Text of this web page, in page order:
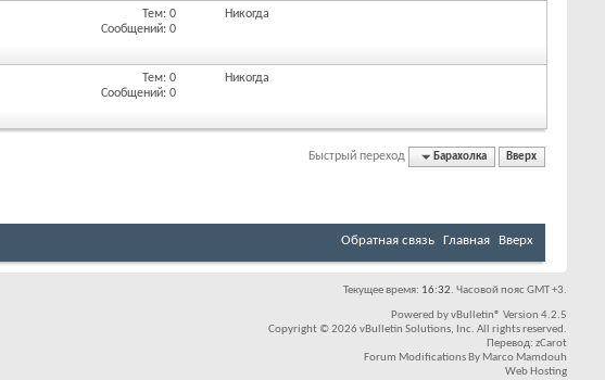
Тем: 0
Сообщений: 0
Никогда
Тем: 0
Сообщений: 0
Никогда
Быстрый переход Барахолка Вверх
Обратная связь Главная Вверх
Текущее время: 16:32. Часовой пояс GMT +3.
Powered byvBulletin® Version 4.2.5
Copyright © 2026 vBulletin Solutions, Inc. All rights reserved.
Перевод: zCarot
Forum Modifications By Marco Mamdouh
Web Hosting